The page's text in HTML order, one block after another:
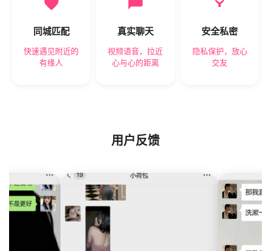
同城匹配
快速遇见附近的
有缘人
真实聊天
视频语音，拉近
心与心的距离
安全私密
隐私保护，放心
交友
用户反馈